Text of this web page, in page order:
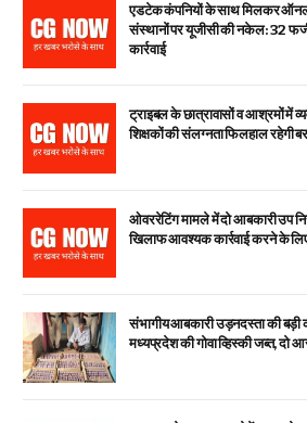
एडटेक कंपनियों के साथ मिलकर
संस्थानों पर यूजीसी की नकेल: 32 फर्जी
कार्रवाई
ट्राइबल के छात्रावासों व आश्रमों में
शिक्षकों की संलग्नता फिलहाल रहेगी
ओवररेटिंग मामले में दो आबकारी उप
खिलाफ आवश्यक कार्रवाई करने के
संभागीय आबकारी उड़नदस्ता की बड़ी
मध्यप्रदेश की गोवा व्हिस्की जब्त, दो